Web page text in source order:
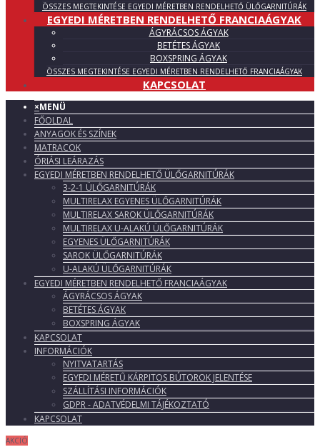
ÖSSZES MEGTEKINTÉSE EGYEDI MÉRETBEN RENDELHETŐ ÜLŐGARNITÚRÁK
EGYEDI MÉRETBEN RENDELHETŐ FRANCIAÁGYAK
ÁGYRÁCSOS ÁGYAK
BETÉTES ÁGYAK
BOXSPRING ÁGYAK
ÖSSZES MEGTEKINTÉSE EGYEDI MÉRETBEN RENDELHETŐ FRANCIAÁGYAK
KAPCSOLAT
×MENÜ
FŐOLDAL
ANYAGOK ÉS SZÍNEK
MATRACOK
ÓRIÁSI LEÁRAZÁS
EGYEDI MÉRETBEN RENDELHETŐ ÜLŐGARNITÚRÁK
3-2-1 ÜLŐGARNITÚRÁK
MULTIRELAX EGYENES ÜLŐGARNITÚRÁK
MULTIRELAX SAROK ÜLŐGARNITÚRÁK
MULTIRELAX U-ALAKÚ ÜLŐGARNITÚRÁK
EGYENES ÜLŐGARNITÚRÁK
SAROK ÜLŐGARNITÚRÁK
U-ALAKÚ ÜLŐGARNITÚRÁK
EGYEDI MÉRETBEN RENDELHETŐ FRANCIAÁGYAK
ÁGYRÁCSOS ÁGYAK
BETÉTES ÁGYAK
BOXSPRING ÁGYAK
KAPCSOLAT
INFORMÁCIÓK
NYITVATARTÁS
EGYEDI MÉRETŰ KÁRPITOS BÚTOROK JELENTÉSE
SZÁLLÍTÁSI INFORMÁCIÓK
GDPR - ADATVÉDELMI TÁJÉKOZTATÓ
KAPCSOLAT
AKCIÓ